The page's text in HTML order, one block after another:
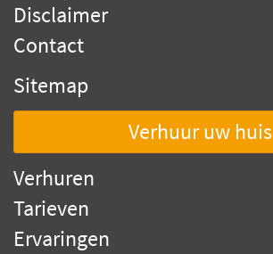
Disclaimer
Contact
Sitemap
Verhuur uw huis
Verhuren
Tarieven
Ervaringen